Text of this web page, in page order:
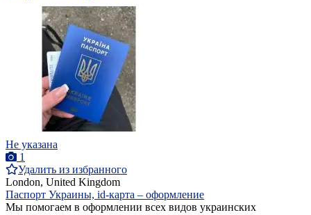
Не указана
1
Удалить из избранного
London, United Kingdom
Паспорт Украины, id-карта – оформление
Мы помогаем в оформлении всех видов украинских